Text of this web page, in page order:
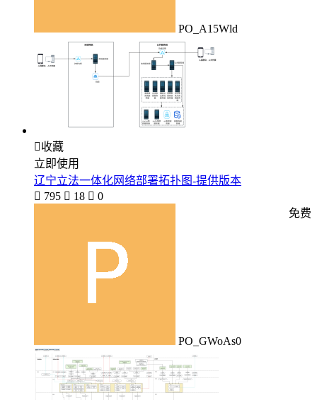
PO_A15Wld
收藏
立即使用
辽宁立法一体化网络部署拓扑图-提供版本
 795  18  0
PO_GWoAs0
免费